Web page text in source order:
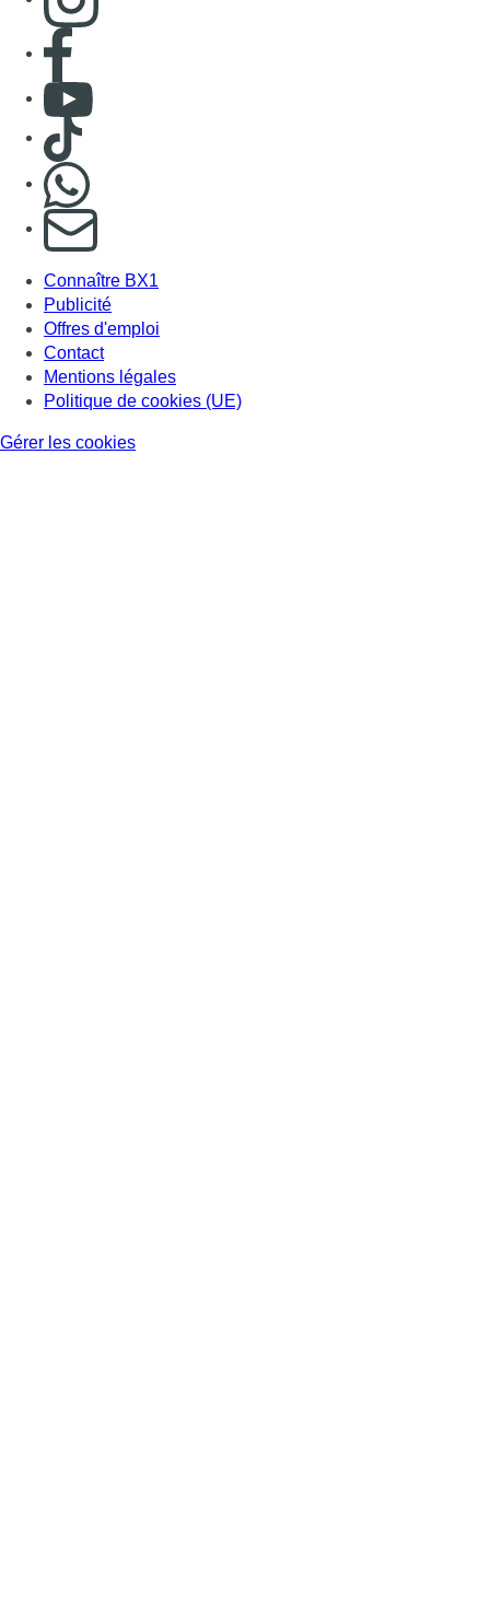
Consulter page Facebook
Consulter Youtube
Consulter TikTok
S'abonner à notre newsletter
Connaître BX1
Publicité
Offres d'emploi
Contact
Mentions légales
Politique de cookies (UE)
Gérer les cookies